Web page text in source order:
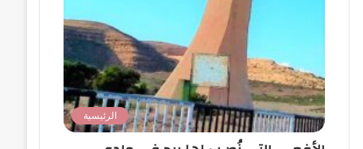
الرئيسية